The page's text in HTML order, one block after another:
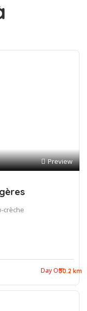
Preview
crèche
Day Off!30.2 km